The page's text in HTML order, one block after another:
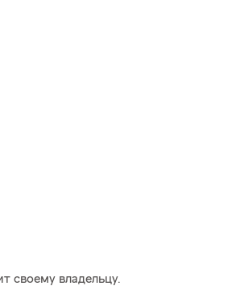
своему владельцу.